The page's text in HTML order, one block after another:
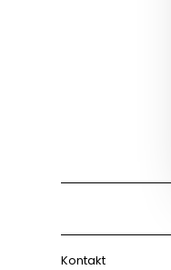
Kontakt